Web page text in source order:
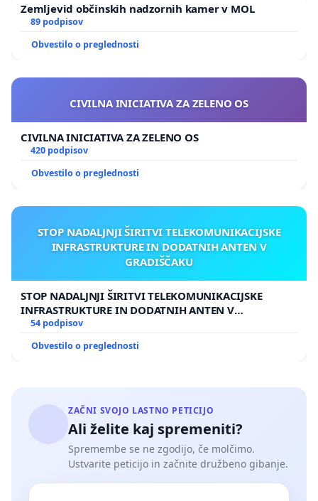
Zemljevid občinskih nadzornih kamer v MOL
89 podpisov
Obvestilo o preglednosti
CIVILNA INICIATIVA ZA ZELENO OS
CIVILNA INICIATIVA ZA ZELENO OS
420 podpisov
Obvestilo o preglednosti
STOP NADALJNJI ŠIRITVI TELEKOMUNIKACIJSKE
INFRASTRUKTURE IN DODATNIH ANTEN V
GRADIŠČAKU
STOP NADALJNJI ŠIRITVI TELEKOMUNIKACIJSKE
INFRASTRUKTURE IN DODATNIH ANTEN V
GRADIŠČAKU
54 podpisov
Obvestilo o preglednosti
ZAČNI SVOJO LASTNO PETICIJO
Ali želite kaj spremeniti?
Spremembe se ne zgodijo, če molčimo.
Ustvarite peticijo in začnite družbeno gibanje.